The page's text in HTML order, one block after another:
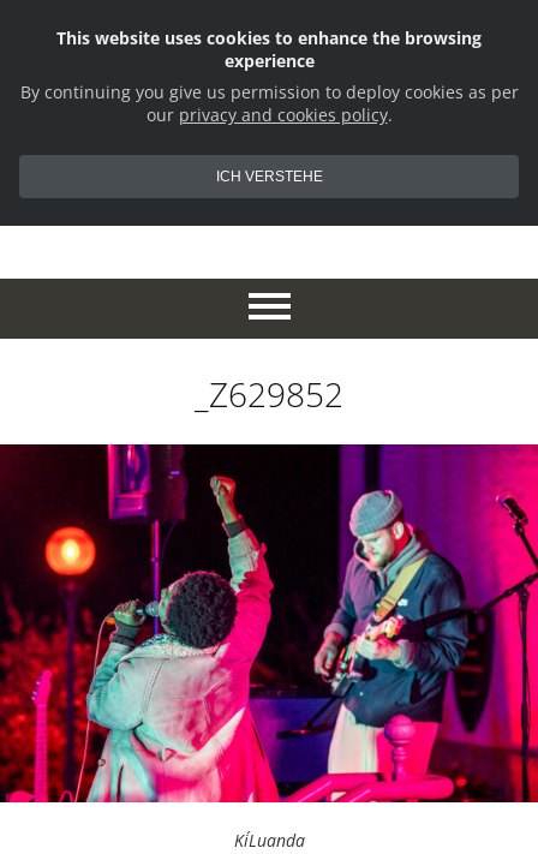
_Z629852
Ki´Luanda
This website uses cookies to enhance the browsing
experience
By continuing you give us permission to deploy cookies as per
our privacy and cookies policy.
ICH VERSTEHE